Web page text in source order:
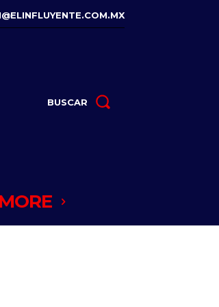
BUSCAR
MORE